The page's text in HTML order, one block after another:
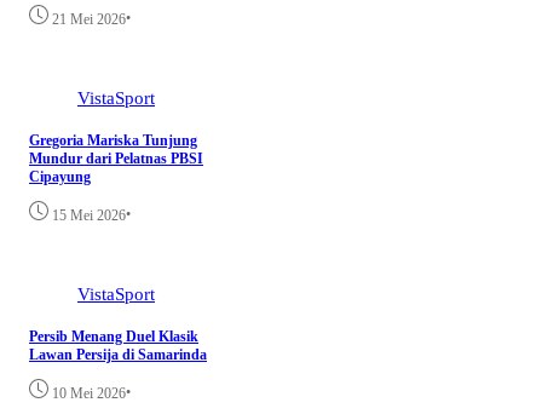
21 Mei 2026•
VistaSport
Gregoria Mariska Tunjung
Mundur dari Pelatnas PBSI
Cipayung
15 Mei 2026•
VistaSport
Persib Menang Duel Klasik
Lawan Persija di Samarinda
10 Mei 2026•